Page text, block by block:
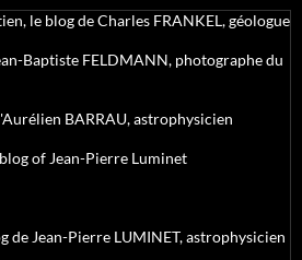
le blog de Charles FRANKEL, géologue
Baptiste FELDMANN, photographe du
BARRAU, astrophysicien
of Jean-Pierre Luminet
de Jean-Pierre LUMINET, astrophysicien